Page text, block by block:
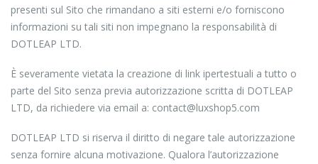
presenti sul Sito che rimandano a siti esterni e/o forniscono
informazioni su tali siti non impegnano la responsabilità di
DOTLEAP LTD.
È severamente vietata la creazione di link ipertestuali a tutto o
parte del Sito senza previa autorizzazione scritta di DOTLEAP
LTD, da richiedere via email a: contact@luxshop5.com
DOTLEAP LTD si riserva il diritto di negare tale autorizzazione
senza fornire alcuna motivazione. Qualora l’autorizzazione